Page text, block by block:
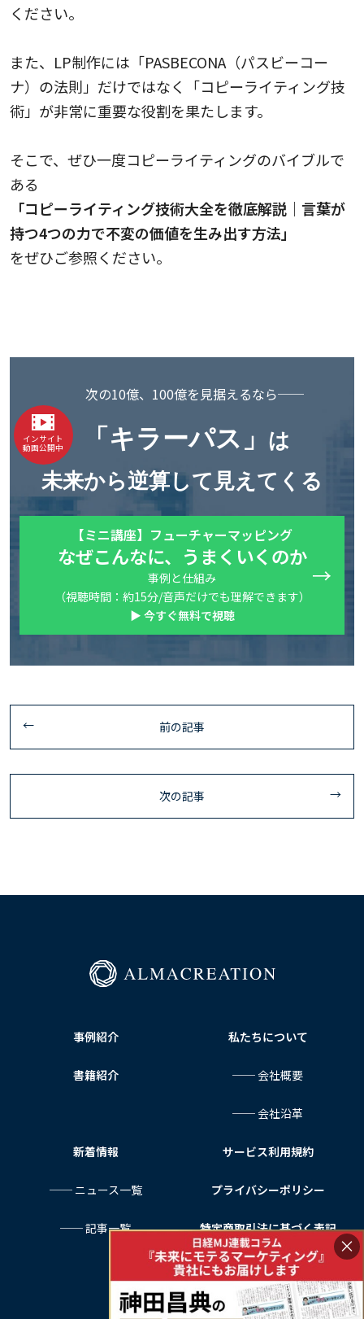
ください。
また、LP制作には「PASBECONA（パスビーコー
ナ）の法則」だけではなく「コピーライティング技
術」が非常に重要な役割を果たします。
そこで、ぜひ一度コピーライティングのバイブルで
ある
「コピーライティング技術大全を徹底解説｜言葉が
持つ4つの力で不変の価値を生み出す方法」
をぜひご参照ください。
インサイト
動画公開中
次の10億、100億を見据えるなら──
「キラーパス」 は
未来から逆算して見えてくる
【ミニ講座】フューチャーマッピング
なぜこんなに、うまくいくのか
事例と仕組み
（視聴時間：約15分/音声だけでも理解できます）
▶ 今すぐ無料で視聴
前の記事
次の記事
×
事例紹介
書籍紹介
私たちについて
── 会社概要
── 会社沿革
新着情報
── ニュース一覧
── 記事一覧
サービス利用規約
プライバシーポリシー
特定商取引法に基づく表記
お問い合わせ